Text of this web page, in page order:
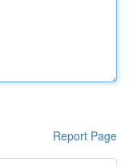
Report Page